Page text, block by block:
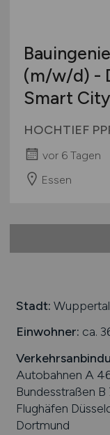
(m/w/d) -
Smart City
HOCHTIEF
vor 6 Tagen
Essen
Stadt: Wuppertal
Einwohner: ca.
Autobahnen A
Bundesstraßen B
Flughäfen
Dortmund